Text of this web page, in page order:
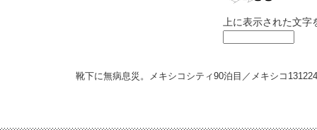
上に表示された文
靴下に無病息災。メキシコシティ90泊目／メキシコ 131224